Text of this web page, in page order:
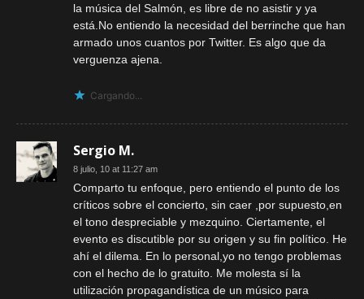
la música del Salmón, es libre de no asistir y ya
está.No entiendo la necesidad del berrinche que han
armado unos cuantos por Twitter. Es algo que da
verguenza ajena.
Cargando...
Sergio M.
8 julio, 10 at 11:27 am
Comparto tu enfoque, pero entiendo el punto de los
críticos sobre el concierto, sin caer ,por supuesto,en
el tono despreciable y mezquino. Ciertamente, el
evento es discutible por su origen y su fin político. He
ahí el dilema. En lo personal,yo no tengo problemas
con el hecho de lo gratuito. Me molesta sí la
utilización propagandística de un músico para